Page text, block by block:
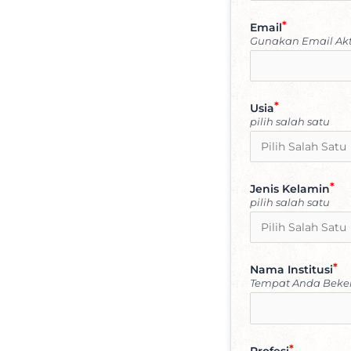
Email
Gunakan Email
Usia
pilih salah satu
Jenis Kelamin
pilih salah satu
Nama Institusi
Tempat Anda